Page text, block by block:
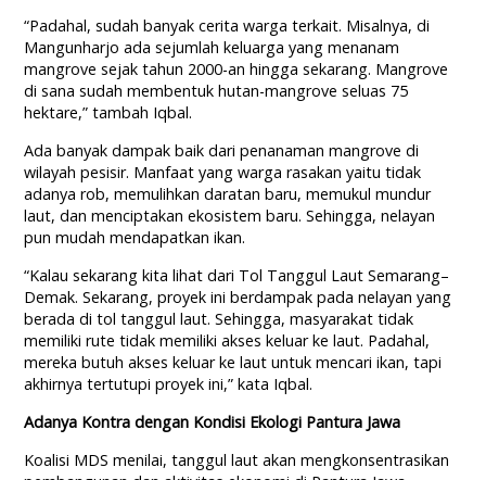
“Padahal, sudah banyak cerita warga terkait. Misalnya, di
Mangunharjo ada sejumlah keluarga yang menanam
mangrove sejak tahun 2000-an hingga sekarang. Mangrove
di sana sudah membentuk hutan-mangrove seluas 75
hektare,” tambah Iqbal.
Ada banyak dampak baik dari penanaman mangrove di
wilayah pesisir. Manfaat yang warga rasakan yaitu tidak
adanya rob, memulihkan daratan baru, memukul mundur
laut, dan menciptakan ekosistem baru. Sehingga, nelayan
pun mudah mendapatkan ikan.
“Kalau sekarang kita lihat dari Tol Tanggul Laut Semarang–
Demak. Sekarang, proyek ini berdampak pada nelayan yang
berada di tol tanggul laut. Sehingga, masyarakat tidak
memiliki rute tidak memiliki akses keluar ke laut. Padahal,
mereka butuh akses keluar ke laut untuk mencari ikan, tapi
akhirnya tertutupi proyek ini,” kata Iqbal.
Adanya Kontra dengan Kondisi Ekologi Pantura Jawa
Koalisi MDS menilai, tanggul laut akan mengkonsentrasikan